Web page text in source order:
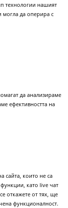
технологии нашият
могла да оперира с
да анализираме
ефективността на
сайта, които не са
като live чат
откажете от тях, ще
функционалност.